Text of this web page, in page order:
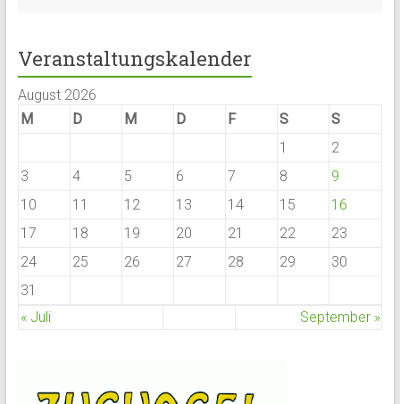
Veranstaltungskalender
August 2026
M
D M D F S
S
1
2
3
4 5 6 7 8
9
10
11 12 13 14 15
16
17
18 19 20 21 22
23
24
25 26 27 28 29
30
31
« Juli
September »